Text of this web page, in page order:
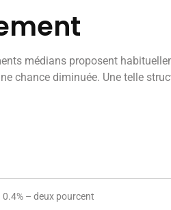
médians proposent
chance diminuée. Une telle
0.4% – deux pourcent